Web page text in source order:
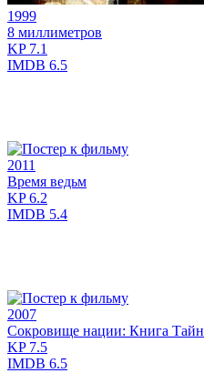
1999
8 миллиметров
KP7.1
IMDB 6.5
2011
Время ведьм
KP6.2
IMDB 5.4
2007
Сокровище нации: Книга Тайн
KP7.5
IMDB 6.5